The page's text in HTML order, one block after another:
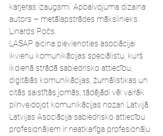
karjeras izaugsmi. Apbalvojuma dizaina
autors – metālapstrādes mākslinieks
Linards Počs.
LASAP aicina pievienoties asociācijai
ikvienu komunikācijas speciālistu, kurš
ikdienā strādā sabiedrisko attiecību,
digitālās komunikācijas, žurnālistikas un
citās saistītās jomās, tādējādi vēl vairāk
pilnveidojot komunikācijas nozari Latvijā.
Latvijas Asociācija sabiedrisko attiecību
profesionāļiem ir neatkarīga profesionāļu